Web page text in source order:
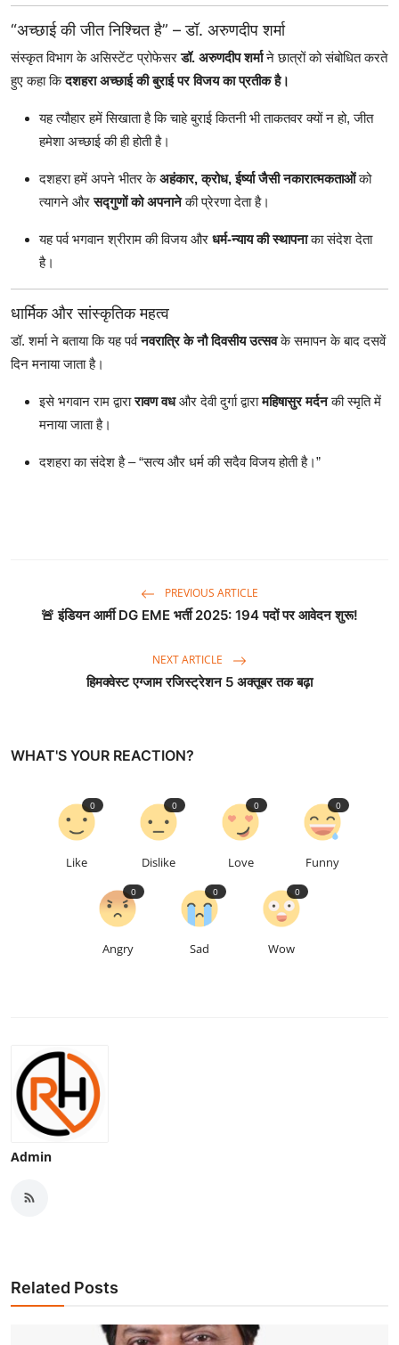
“अच्छाई की जीत निश्चित है” – डॉ. अरुणदीप शर्मा
संस्कृत विभाग के असिस्टेंट प्रोफेसरडॉ. अरुणदीप शर्माने छात्रों को संबोधित करते
हुए कहा किदशहरा अच्छाई की बुराई पर विजय का प्रतीक है।
यह त्यौहार हमें सिखाता है कि चाहे बुराई कितनी भी ताकतवर क्यों न हो, जीत
हमेशा अच्छाई की ही होती है।
दशहरा हमें अपने भीतर केअहंकार, क्रोध, ईर्ष्या जैसी नकारात्मकताओंको
त्यागने औरसद्गुणों को अपनानेकी प्रेरणा देता है।
यह पर्व भगवान श्रीराम की विजय और धर्म-न्याय की स्थापनाका संदेश देता
है।
धार्मिक और सांस्कृतिक महत्व
डॉ. शर्मा ने बताया कि यह पर्वनवरात्रि के नौ दिवसीय उत्सवके समापन के बाद दसवें
दिन मनाया जाता है।
इसे भगवान राम द्वारारावण वधऔर देवी दुर्गा द्वारामहिषासुर मर्दनकी स्मृति में
मनाया जाता है।
दशहरा का संदेश है – “सत्य और धर्म की सदैव विजय होती है।”
PREVIOUS ARTICLE
🚨 इंडियन आर्मी DG EME भर्ती 2025: 194 पदों पर आवेदन शुरू!
NEXT ARTICLE
हिमक्वेस्ट एग्जाम रजिस्ट्रेशन 5 अक्तूबर तक बढ़ा
WHAT'S YOUR REACTION?
Like
0
Dislike
0
Love
0
Funny
0
Angry
0
Sad
0
Wow
0
Admin
Related Posts